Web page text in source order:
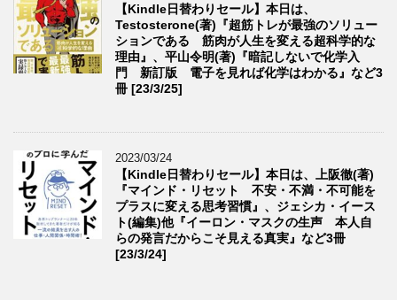
【Kindle日替わりセール】本日は、
Testosterone(著)『超筋トレが最強のソリュー
ションである 筋肉が人生を変える超科学的な
理由』、平山令明(著)『暗記しないで化学入
門 新訂版 電子を見れば化学はわかる』など3
冊 [23/3/25]
2023/03/24
【Kindle日替わりセール】本日は、上阪徹(著)
『マインド・リセット 不安・不満・不可能を
プラスに変える思考習慣』、ジェシカ・イース
ト(編集)他『イーロン・マスクの生声 本人自
らの発言だからこそ見える真実』など3冊
[23/3/24]